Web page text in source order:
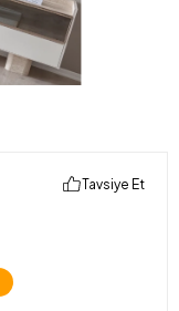
Tavsiye Et